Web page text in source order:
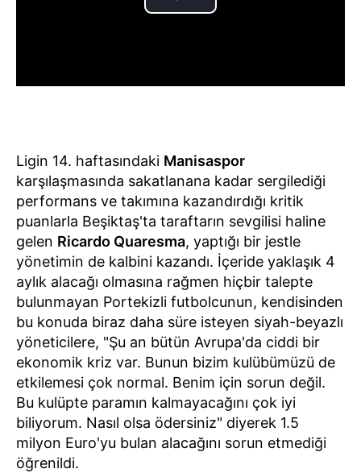
Ligin 14. haftasındaki Manisaspor
karşılaşmasında sakatlanana kadar sergilediği
performans ve takımına kazandırdığı kritik
puanlarla Beşiktaş'ta taraftarın sevgilisi haline
gelen Ricardo Quaresma, yaptığı bir jestle
yönetimin de kalbini kazandı. İçeride yaklaşık 4
aylık alacağı olmasına rağmen hiçbir talepte
bulunmayan Portekizli futbolcunun, kendisinden
bu konuda biraz daha süre isteyen siyah-beyazlı
yöneticilere, "Şu an bütün Avrupa'da ciddi bir
ekonomik kriz var. Bunun bizim kulübümüzü de
etkilemesi çok normal. Benim için sorun değil.
Bu kulüpte paramın kalmayacağını çok iyi
biliyorum. Nasıl olsa ödersiniz" diyerek 1.5
milyon Euro'yu bulan alacağını sorun etmediği
öğrenildi.